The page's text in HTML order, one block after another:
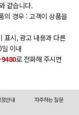
같습니다.
의 경우 : 고객이 상품을
표시, 광고 내용과 다른
이내
로 전화해 주시면
안내 자주하는 질문